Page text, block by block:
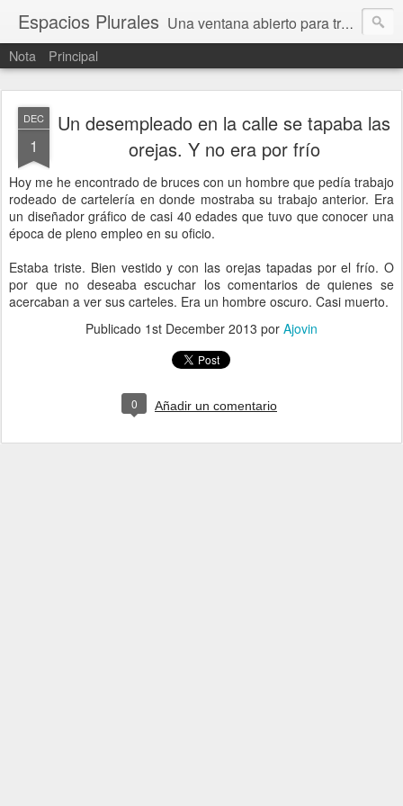
Espacios Plurales Una ventana abierto para tratar problemas que nos afectan a todxs. Temas sociales, educación, cultura, economía, política, derechos, calidad de vida. Estamos gobernados, pero queremos una calidad mayor en la política.
Nota Principal
DEC
1
Un desempleado en la calle se tapaba las
orejas. Y no era por frío
Hoy me he encontrado de bruces con un hombre que pedía trabajo
rodeado de cartelería en donde mostraba su trabajo anterior. Era
un diseñador gráfico de casi 40 edades que tuvo que conocer una
época de pleno empleo en su oficio.
Estaba triste. Bien vestido y con las orejas tapadas por el frío. O
por que no deseaba escuchar los comentarios de quienes se
acercaban a ver sus carteles. Era un hombre oscuro. Casi muerto.
Publicado 1st December 2013 por Ajovin
0 Añadir un comentario